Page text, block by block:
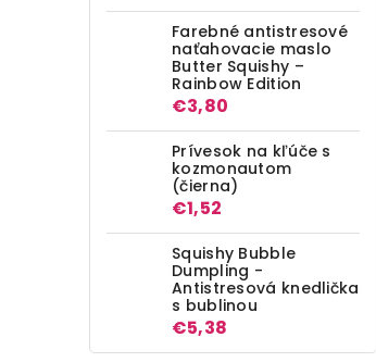
Farebné antistresové
naťahovacie maslo
Butter Squishy –
Rainbow Edition
€3,80
Prívesok na kľúče s
kozmonautom
(čierna)
€1,52
Squishy Bubble
Dumpling -
Antistresová knedlička
s bublinou
€5,38